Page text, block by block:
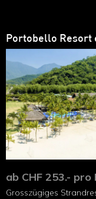
Portobello Resort
ab CHF 253.- pro
Grosszügiges